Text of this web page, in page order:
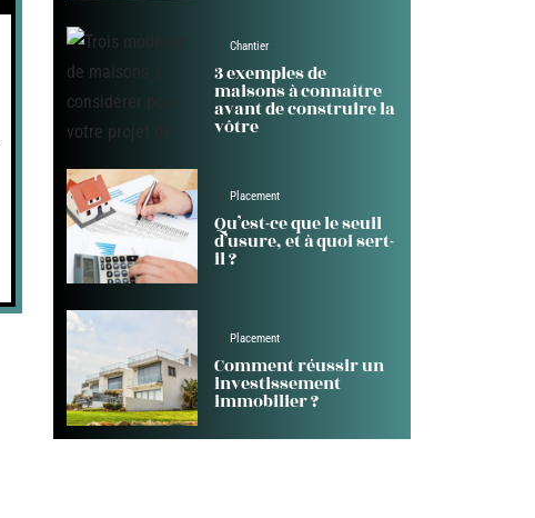
Chantier
3 exemples de
maisons à connaître
avant de construire la
vôtre
Placement
Qu’est-ce que le seuil
d’usure, et à quoi sert-
il ?
Placement
Comment réussir un
investissement
immobilier ?